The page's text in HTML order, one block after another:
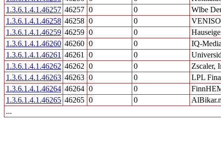
1.3.6.1.4.1.46257 46257 0 0
Wlbe
1.3.6.1.4.1.46258 46258 0 0
1.3.6.1.4.1.46259 46259 0 0
1.3.6.1.4.1.46260 46260 0 0
IQ-
1.3.6.1.4.1.46261 46261 0 0
1.3.6.1.4.1.46262 46262 0 0
Zscaler,
1.3.6.1.4.1.46263 46263 0 0
LPL
1.3.6.1.4.1.46264 46264 0 0
1.3.6.1.4.1.46265 46265 0 0
...